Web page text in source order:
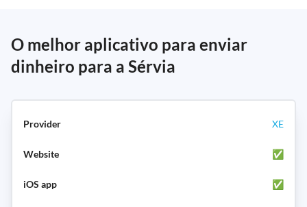
O melhor aplicativo para enviar
dinheiro para a Sérvia
XE
✅
✅